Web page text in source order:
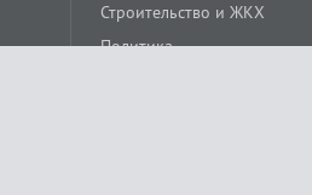
Строительство и ЖКХ
Политика